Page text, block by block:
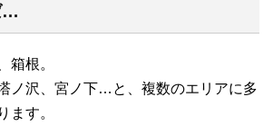
…
箱根。
ノ沢、宮ノ下…と、複数のエリアに多
ます。